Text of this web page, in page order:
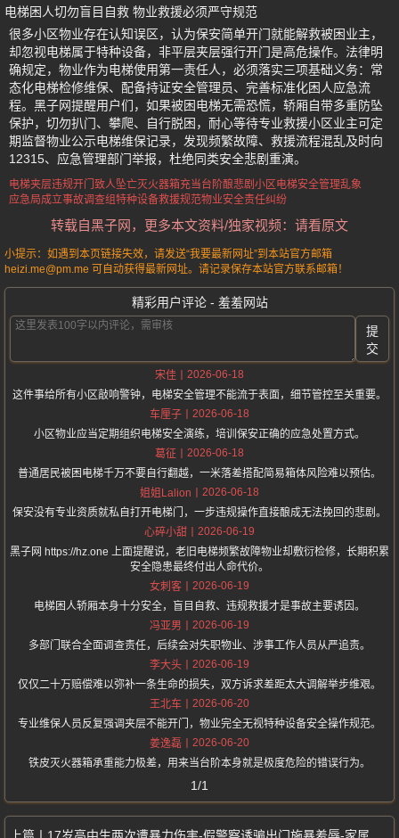
电梯困人切勿盲目自救 物业救援必须严守规范
很多小区物业存在认知误区，认为保安简单开门就能解救被困业主，
却忽视电梯属于特种设备，非平层夹层强行开门是高危操作。法律明
确规定，物业作为电梯使用第一责任人，必须落实三项基础义务：常
态化电梯检修维保、配备持证安全管理员、完善标准化困人应急流
程。黑子网提醒用户们，如果被困电梯无需恐慌，轿厢自带多重防坠
保护，切勿扒门、攀爬、自行脱困，耐心等待专业救援小区业主可定
期监督物业公示电梯维保记录，发现频繁故障、救援流程混乱及时向
12315、应急管理部门举报，杜绝同类安全悲剧重演。
电梯夹层违规开门致人坠亡灭火器箱充当台阶酿悲剧 小区电梯安全管理乱象
应急局成立事故调查组特种设备救援规范物业安全责任纠纷
转载自黑子网，更多本文资料/独家视频：请看原文
小提示：如遇到本页链接失效，请发送“我要最新网址”到本站官方邮箱
heizi.me@pm.me 可自动获得最新网址。请记录保存本站官方联系邮箱！
精彩用户评论 - 羞羞网站
提
交
宋佳
2026-06-18
这件事给所有小区敲响警钟，电梯安全管理不能流于表面，细节管控至关重要。
车厘子
2026-06-18
小区物业应当定期组织电梯安全演练，培训保安正确的应急处置方式。
葛征
2026-06-18
普通居民被困电梯千万不要自行翻越，一米落差搭配简易箱体风险难以预估。
姐姐Lalion
2026-06-18
保安没有专业资质就私自打开电梯门，一步违规操作直接酿成无法挽回的悲剧。
心碎小甜
2026-06-19
黑子网 https://hz.one 上面提醒说，老旧电梯频繁故障物业却敷衍检修，长期积累
安全隐患最终付出人命代价。
女刺客
2026-06-19
电梯困人轿厢本身十分安全，盲目自救、违规救援才是事故主要诱因。
冯亚男
2026-06-19
多部门联合全面调查责任，后续会对失职物业、涉事工作人员从严追责。
李大头
2026-06-19
仅仅二十万赔偿难以弥补一条生命的损失，双方诉求差距太大调解举步维艰。
王北车
2026-06-20
专业维保人员反复强调夹层不能开门，物业完全无视特种设备安全操作规范。
姜逸磊
2026-06-20
铁皮灭火器箱承重能力极差，用来当台阶本身就是极度危险的错误行为。
1/1